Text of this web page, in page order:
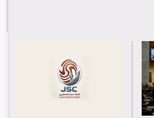
الدولية للصليب الأحمر في جنيف